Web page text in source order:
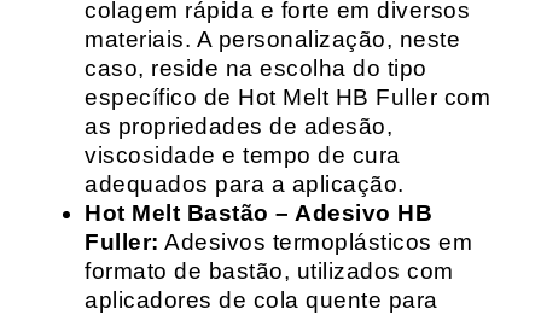
colagem rápida e forte em diversos
materiais. A personalização, neste
caso, reside na escolha do tipo
específico de Hot Melt HB Fuller com
as propriedades de adesão,
viscosidade e tempo de cura
adequados para a aplicação.
Hot Melt Bastão – Adesivo HB
Fuller: Adesivos termoplásticos em
formato de bastão, utilizados com
aplicadores de cola quente para